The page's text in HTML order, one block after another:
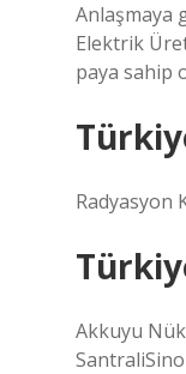
Anlaşmaya
Elektrik
paya sahip
Radyasyon
Akkuyu